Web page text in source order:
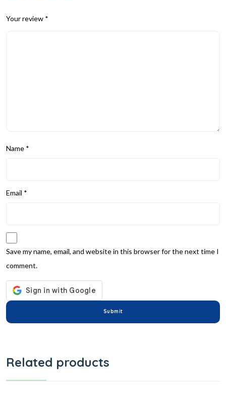
Your review *
Name *
Email *
Save my name, email, and website in this browser for the next time I
comment.
Related products